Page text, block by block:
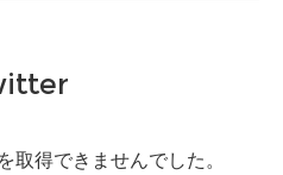
取得できませんでした。